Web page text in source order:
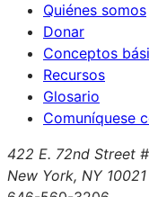
Quiénes somos
Donar
Conceptos
Recursos
Glosario
Comuníquese
422 E. 72nd Street
New York, NY 10021